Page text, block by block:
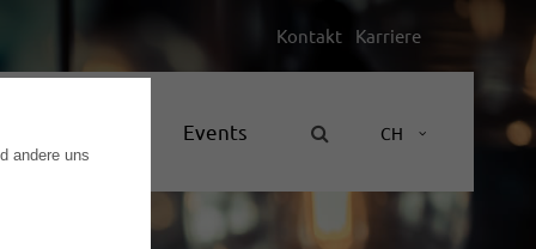
Kontakt Karriere
CH
Events
andere uns